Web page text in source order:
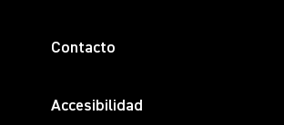
Contacto
Accesibilidad